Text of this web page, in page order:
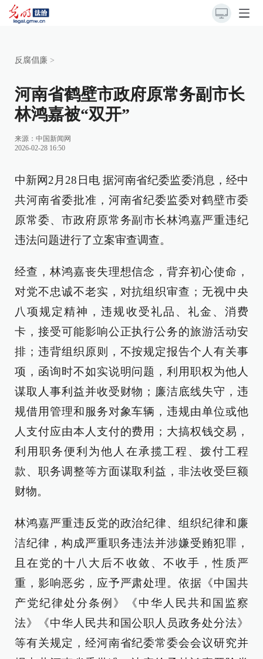
反腐倡廉 >
河南省鹤壁市政府原常务副市长
林鸿嘉被“双开”
来源： 中国新闻网
2026-02-28 16:50
中新网2月28日电 据河南省纪委监委消息，经中
共河南省委批准，河南省纪委监委对鹤壁市委
原常委、市政府原常务副市长林鸿嘉严重违纪
违法问题进行了立案审查调查。
经查，林鸿嘉丧失理想信念，背弃初心使命，
对党不忠诚不老实，对抗组织审查；无视中央
八项规定精神，违规收受礼品、礼金、消费
卡，接受可能影响公正执行公务的旅游活动安
排；违背组织原则，不按规定报告个人有关事
项，函询时不如实说明问题，利用职权为他人
谋取人事利益并收受财物；廉洁底线失守，违
规借用管理和服务对象车辆，违规由单位或他
人支付应由本人支付的费用；大搞权钱交易，
利用职务便利为他人在承揽工程、拨付工程
款、职务调整等方面谋取利益，非法收受巨额
财物。
林鸿嘉严重违反党的政治纪律、组织纪律和廉
洁纪律，构成严重职务违法并涉嫌受贿犯罪，
且在党的十八大后不收敛、不收手，性质严
重，影响恶劣，应予严肃处理。依据《中国共
产党纪律处分条例》《中华人民共和国监察
法》《中华人民共和国公职人员政务处分法》
等有关规定，经河南省纪委常委会会议研究并